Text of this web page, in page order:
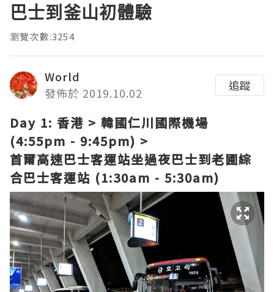
巴士到釜山初體驗
瀏覽次數:3254
World
發佈於 2019.10.02
追蹤
Day 1: 香港 > 韓國仁川國際機場
(4:55pm - 9:45pm) >
首爾高速巴士客運站坐過夜巴士到老圃綜
合巴士客運站 (1:30am - 5:30am)